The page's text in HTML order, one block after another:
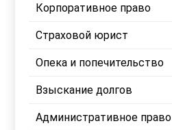
Корпоративное право
Страховой юрист
Опека и попечительство
Взыскание долгов
Административное право